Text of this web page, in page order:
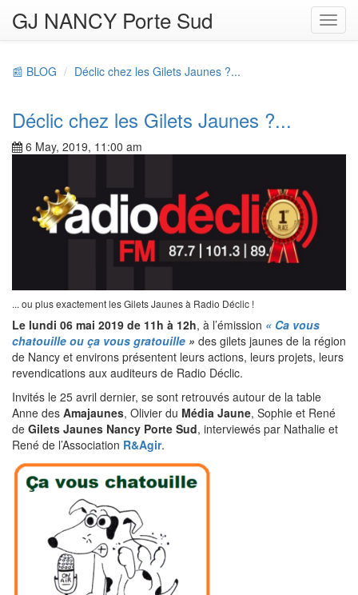
GJ NANCY Porte Sud
📰 BLOG Déclic chez les Gilets Jaunes ?...
Déclic chez les Gilets Jaunes ?...
6 May, 2019, 11:00 am
... ou plus exactement les Gilets Jaunes à Radio Déclic !
Le lundi 06 mai 2019 de 11h à 12h, à l’émission « Ca vous
chatouille ou ça vous gratouille » des gilets jaunes de la région
de Nancy et environs présentent leurs actions, leurs projets, leurs
revendications aux auditeurs de Radio Déclic.
Invités le 25 avril dernier, se sont retrouvés autour de la table
Anne des Amajaunes, Olivier du Média Jaune, Sophie et René
de Gilets Jaunes Nancy Porte Sud, interviewés par Nathalie et
René de l’Association R&Agir.